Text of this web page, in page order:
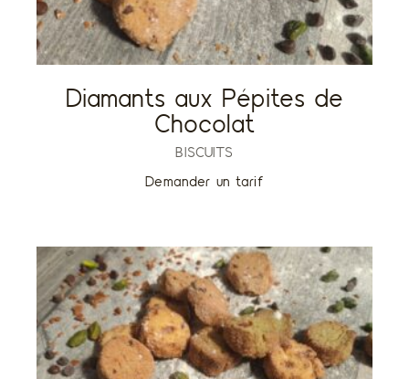
Diamants aux Pépites de
Chocolat
BISCUITS
Demander un tarif